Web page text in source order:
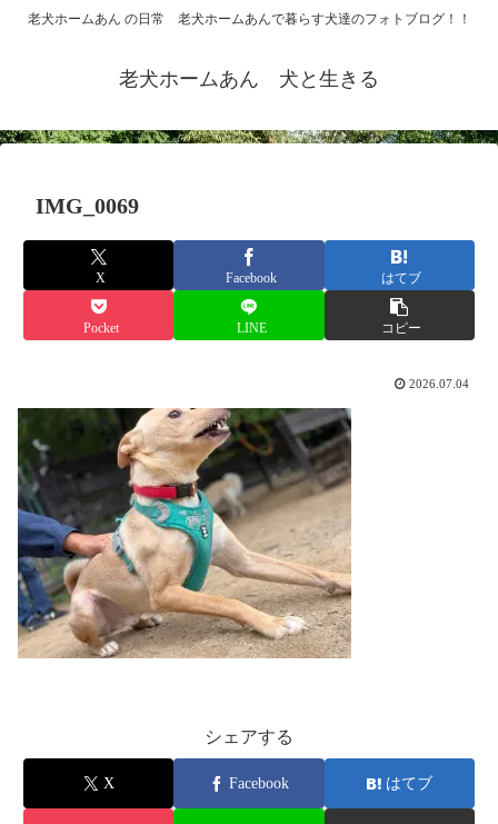
老犬ホームあん の日常 老犬ホームあんで暮らす犬達のフォトブログ！！
老犬ホームあん 犬と生きる
IMG_0069
X Facebook はてブ
Pocket LINE コピー
2026.07.04
シェアする
X Facebook はてブ